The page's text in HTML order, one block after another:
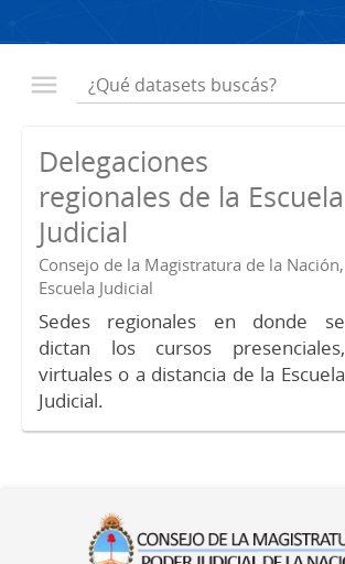
Delegaciones
regionales de la Escuela
Judicial
Consejo de la Magistratura de la Nación,
Escuela Judicial
Sedes regionales en donde se
dictan los cursos presenciales,
virtuales o a distancia de la Escuela
Judicial.